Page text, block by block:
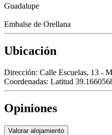
Guadalupe
Embalse de Orellana
Ubicación
Dirección: Calle Escuelas, 13 -
Coordenadas: Latitud
Opiniones
Valorar alojamiento